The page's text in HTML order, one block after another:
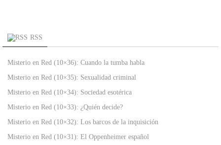
RSS
Misterio en Red (10×36): Cuando la tumba habla
Misterio en Red (10×35): Sexualidad criminal
Misterio en Red (10×34): Sociedad esotérica
Misterio en Red (10×33): ¿Quién decide?
Misterio en Red (10×32): Los barcos de la inquisición
Misterio en Red (10×31): El Oppenheimer español